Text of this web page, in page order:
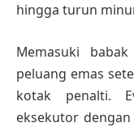
hingga turun
Memasuki
peluang emas
kotak penalti.
eksekutor